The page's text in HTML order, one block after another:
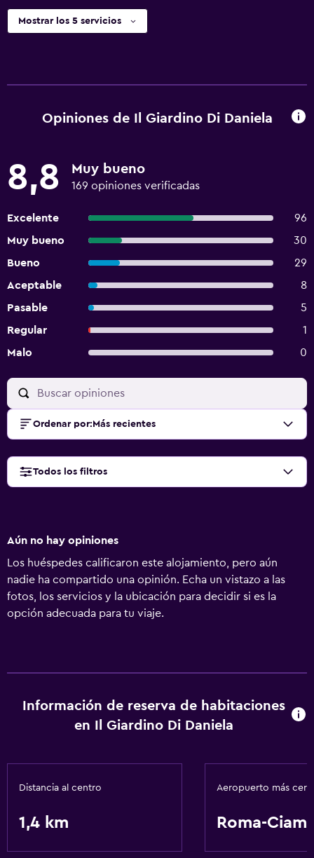
Mostrar los 5 servicios
Opiniones de Il Giardino Di Daniela
8,8 Muy bueno
169 opiniones verificadas
Excelente
96
Muy bueno
30
Bueno
29
Aceptable
8
Pasable
5
Regular
1
Malo
0
Ordenar por: Más recientes
Todos los filtros
Aún no hay opiniones
Los huéspedes calificaron este alojamiento, pero aún
nadie ha compartido una opinión. Echa un vistazo a las
fotos, los servicios y la ubicación para decidir si es la
opción adecuada para tu viaje.
Información de reserva de habitaciones
en Il Giardino Di Daniela
Distancia al centro
1,4 km
Aeropuerto más
Roma-